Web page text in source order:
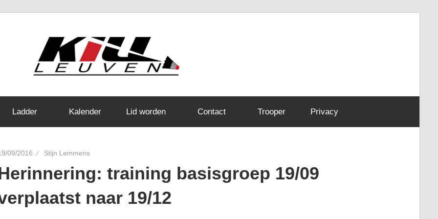
Ladder Kalender Lid worden Contact Trooper Privacy
09/2016 Stijn Lemmens
training basisgroep 19/09
naar 19/12